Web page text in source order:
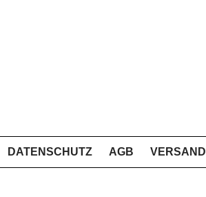
DATENSCHUTZ AGB VERSAND